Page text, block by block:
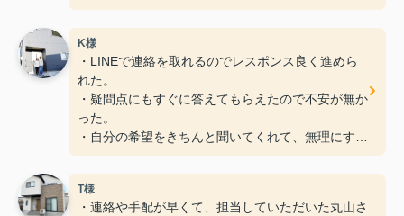
また、早尾さんとは、話しやすく人柄がとても良か
ったです。
人生で一番大きな買い物ですので、色々と悩んだり
していましたが、早尾さんからのアドバイス等があ
り、とても安心して購入することができました。
これから先も、いろいろと分からないことがあるか
もしれませんが、今後ともよろしくお願い致しま
す。
K様
・LINEで連絡を取れるのでレスポンス良く進めら
れた。
・疑問点にもすぐに答えてもらえたので不安が無か
った。
・自分の希望をきちんと聞いてくれて、無理にすす
めたり、
買わせようとして来ないので自分のペースで決め
る事が出来た。
・良い条件の金融機関を紹介してもらえて、
T様
・連絡や手配が早くて、担当していただいた丸山さ